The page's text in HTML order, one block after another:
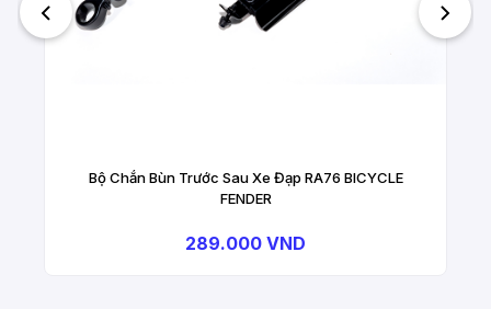
Bộ Chắn Bùn Trước Sau Xe Đạp RA76 BICYCLE
FENDER
289.000 VND